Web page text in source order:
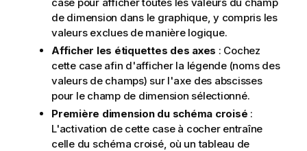
de dimension dans le graphique, y compris les
valeurs exclues de manière logique.
Afficher les étiquettes des axes : Cochez
cette case afin d'afficher la légende (noms des
valeurs de champs) sur l'axe des abscisses
pour le champ de dimension sélectionné.
Première dimension du schéma croisé :
L'activation de cette case à cocher entraîne
celle du schéma croisé, où un tableau de